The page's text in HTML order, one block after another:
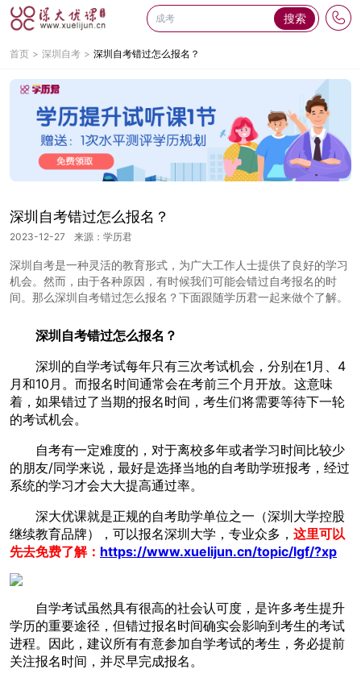
搜索
首页 深圳自考 深圳自考错过怎么报名？
深圳自考错过怎么报名？
2023-12-27 来源：学历君
深圳自考是一种灵活的教育形式，为广大工作人士提供了良好的学习
机会。然而，由于各种原因，有时候我们可能会错过自考报名的时
间。那么深圳自考错过怎么报名？下面跟随学历君一起来做个了解。
深圳自考错过怎么报名 ？
深圳的自学考试每年只有三次考试机会，分别在1月、4
月和10月。而报名时间通常会在考前三个月开放。这意味
着，如果错过了当期的报名时间，考生们将需要等待下一轮
的考试机会。
自考有一定难度的，对于离校多年或者学习时间比较少
的朋友/同学来说，最好是选择当地的自考助学班报考，经过
系统的学习才会大大提高通过率。
深大优课就是正规的自考助学单位之一（深圳大学控股
继续教育品牌），可以报名深圳大学，专业众多， 这里可以
先去免费了解： https://www.xuelijun.cn/topic/lgf/?xp
自学考试虽然具有很高的社会认可度，是许多考生提升
学历的重要途径，但错过报名时间确实会影响到考生的考试
进程。因此，建议所有有意参加自学考试的考生，务必提前
关注报名时间，并尽早完成报名。